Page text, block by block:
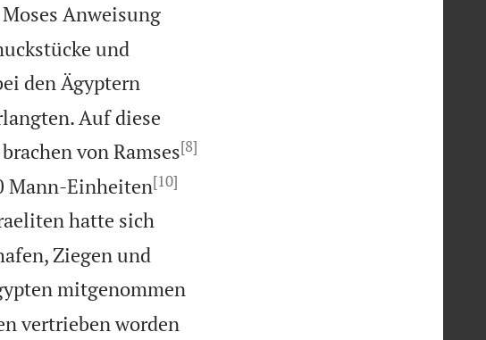
Anweisung
und
den Ägyptern
Auf diese
von Ramses[8]
Mann-Einheiten[10]
hatte sich
Ziegen und
mitgenommen
vertrieben worden